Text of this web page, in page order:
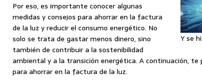
Y se
Por eso, es importante conocer algunas
medidas y consejos para ahorrar en la factura
de la luz y reducir el consumo energético. No
solo se trata de gastar menos dinero, sino
también de contribuir a la sostenibilidad
ambiental y a la transición energética. A continuación, te
para ahorrar en la factura de la luz.